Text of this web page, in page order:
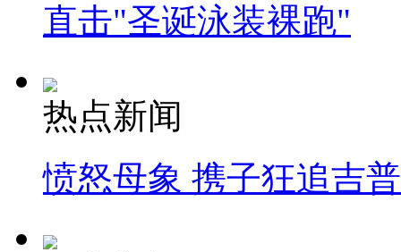
直击"圣诞泳装裸跑"
热点新闻
愤怒母象 携子狂追吉